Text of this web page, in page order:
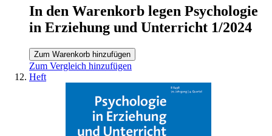
In den Warenkorb legen Psychologie
in Erziehung und Unterricht 1/2024
Zum Warenkorb hinzufügen
Zum Vergleich hinzufügen
Heft